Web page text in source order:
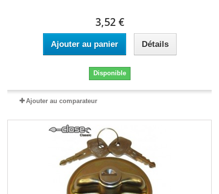
3,52 €
Ajouter au panier Détails
Disponible
Ajouter au comparateur